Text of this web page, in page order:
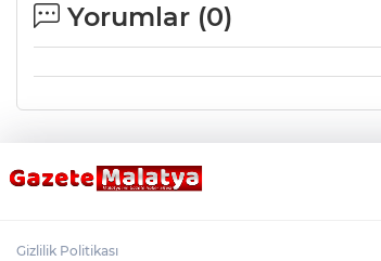
Yorumlar (0)
Gizlilik Politikası